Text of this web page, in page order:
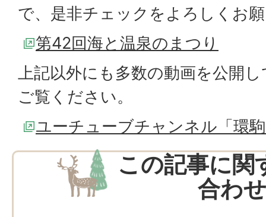
で、是非チェックをよろしくお
第42回海と温泉のまつり
上記以外にも多数の動画を公開
ご覧ください。
ユーチューブチャンネル「環
この記事に関
合わ